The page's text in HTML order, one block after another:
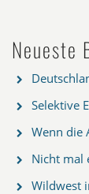
Neueste
Selektive
Wenn die
Nicht mal
Wildwest